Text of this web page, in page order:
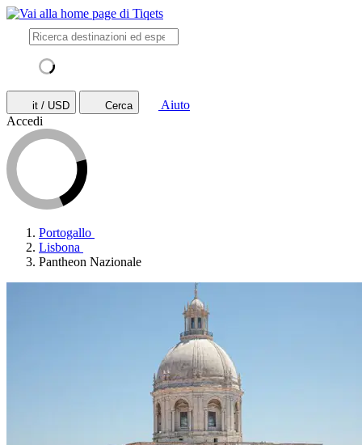
it / USD Cerca
Aiuto
Accedi
Portogallo
Lisbona
Pantheon Nazionale